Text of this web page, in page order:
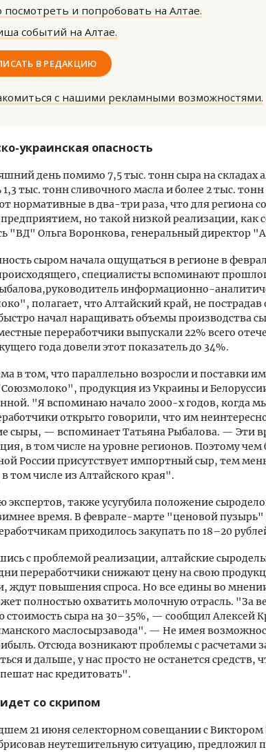
посмотреть и попробовать на Алтае.
событий на Алтае.
В РЕДАКЦИЮ
с нашими рекламными возможностями.
украинская опасность
день помимо 7,5 тыс. тонн сыра на складах
1,3 тыс. тонн сливочного масла и более 2 тыс.
нормативные в два-три раза, что для региона
но такой низкой реализации, как
"ВД" Ольга Воронкова, генеральный директор
сыром начала ощущаться в регионе в
специалисты вспоминают
информационно-
полагает, что Алтайский край, не
начал наращивать объемы производства
переработчики выпускали 22% всего
года довели этот показатель до 34%.
в том, что параллельно возросли и поставки
продукция из Украины и
"Я вспоминаю начало 2000-х годов, когда
открыто говорили, что им
сыры, — вспоминает Татьяна Рыбалова. — Эти
в том числе на уровне регионов. Поэтому
России присутствует импортный сыр, тем
том числе из Алтайского края".
также усугубила положение
время. В феврале-марте "ценовой пузырь"
приходилось закупать по 18–20
с проблемой реализации, алтайские
переработчики снижают цену на свою
ждут повышения спроса. Но все едины во
полностью охватить молочную отрасль. "За
стоимость сыра на 30–35%, — сообщил Алексей
маслосырзавода". — Не имея
Отсюда возникают проблемы с расчетами
и дальше, у нас просто не останется
нас кредитовать".
со скрипом
21 июня селекторном совещании с Виктором
неутешительную ситуацию, предложил
Юрий
как девелоперу
когда рынок
Генеральный директор
ЗИАС — об эстетике